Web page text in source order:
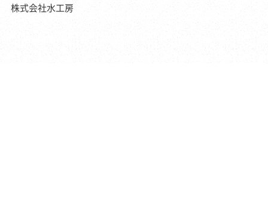
株式会社水工房